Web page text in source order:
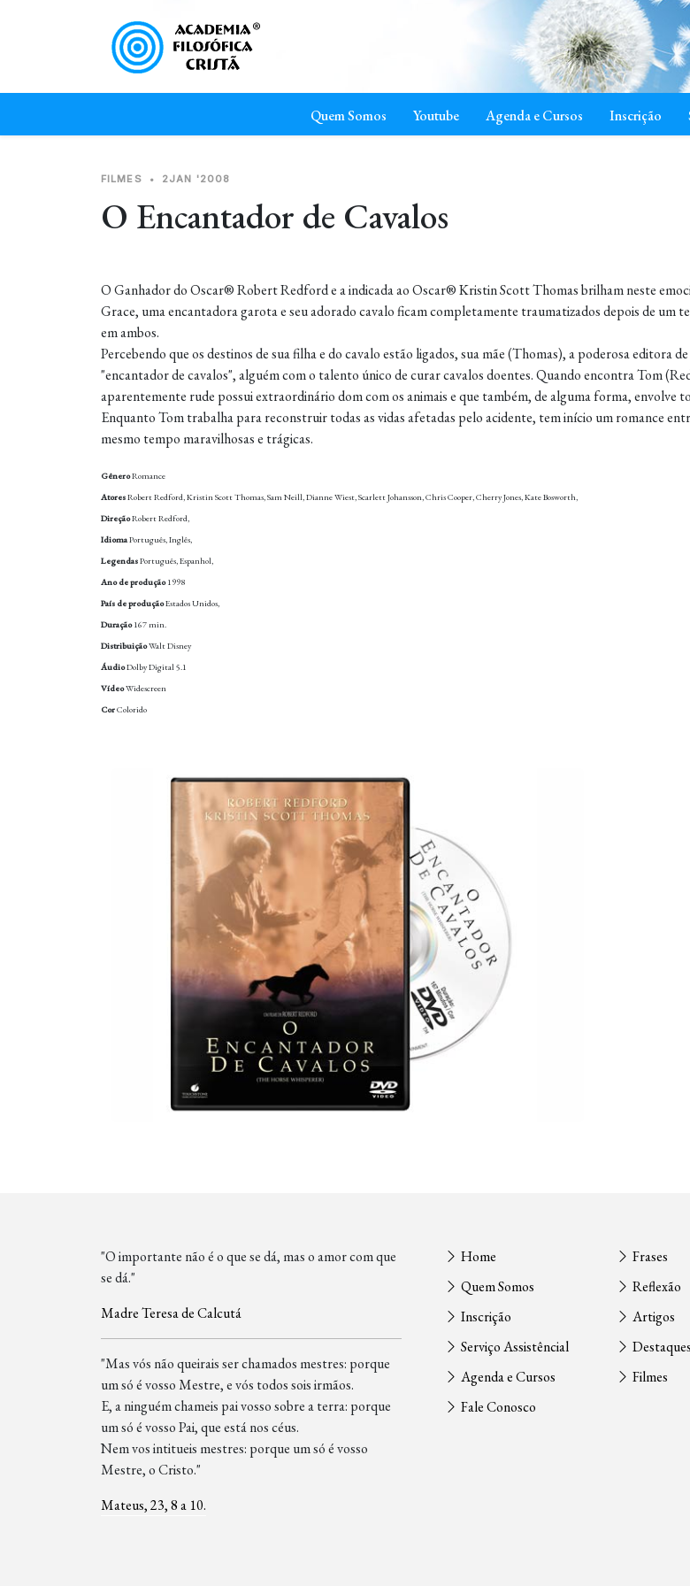
Quem Somos Youtube Agenda e Cursos Inscrição
FILMES • 2JAN '2008
O Encantador de Cavalos
O Ganhador do Oscar® Robert Redford e a indicada ao Oscar® Kristin Scott Thomas brilham neste
Grace, uma encantadora garota e seu adorado cavalo ficam completamente traumatizados depois de
em ambos.
Percebendo que os destinos de sua filha e do cavalo estão ligados, sua mãe (Thomas), a poderosa editora
"encantador de cavalos", alguém com o talento único de curar cavalos doentes. Quando encontra Tom
aparentemente rude possui extraordinário dom com os animais e que também, de alguma forma, envolve
Enquanto Tom trabalha para reconstruir todas as vidas afetadas pelo acidente, tem início um romance
mesmo tempo maravilhosas e trágicas.
GêneroRomance
AtoresRobert Redford, Kristin Scott Thomas, Sam Neill, Dianne Wiest, Scarlett Johansson, Chris Cooper, Cherry Jones, Kate Bosworth,
DireçãoRobert Redford,
IdiomaPortuguês, Inglês,
LegendasPortuguês, Espanhol,
Ano de produção1998
País de produçãoEstados Unidos,
Duração167 min.
DistribuiçãoWalt Disney
ÁudioDolby Digital 5.1
VídeoWidescreen
CorColorido
"O importante não é o que se dá, mas o amor com que
se dá."
Madre Teresa de Calcutá
"Mas vós não queirais ser chamados mestres: porque
um só é vosso Mestre, e vós todos sois irmãos.
E, a ninguém chameis pai vosso sobre a terra: porque
um só é vosso Pai, que está nos céus.
Nem vos intitueis mestres: porque um só é vosso
Mestre, o Cristo."
Mateus, 23, 8 a 10.
Home
Quem Somos
Inscrição
Serviço Assistêncial
Agenda e Cursos
Fale Conosco
Frases
Reflexão
Artigos
Destaques
Filmes